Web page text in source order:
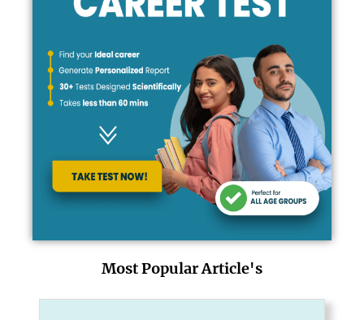
Most Popular Article's